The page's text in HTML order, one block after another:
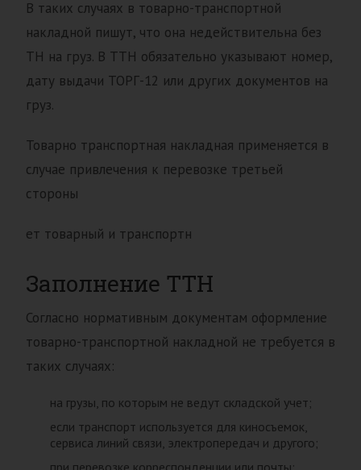
В таких случаях в товарно-транспортной
накладной пишут, что она недействительна без
ТН на груз. В ТТН обязательно указывают номер,
дату выдачи ТОРГ-12 или других документов на
груз.
Товарно транспортная накладная применяется в
случае привлечения к перевозке третьей
стороны
ет товарный и транспортн
Заполнение ТТН
Согласно нормативным документам оформление
товарно-транспортной накладной не требуется в
таких случаях:
на грузы, по которым не ведут складской учет;
если транспорт используется для киносъемок,
сервиса линий связи, электропередач и другого;
при перевозке корреспонденции или почты;